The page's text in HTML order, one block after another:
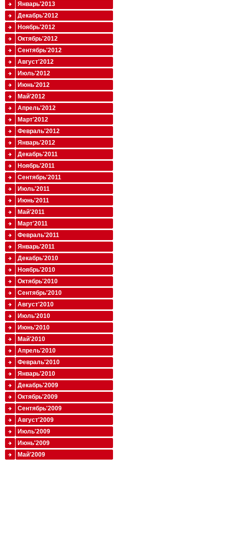
Январь'2013
Декабрь'2012
Ноябрь'2012
Октябрь'2012
Сентябрь'2012
Август'2012
Июль'2012
Июнь'2012
Май'2012
Апрель'2012
Март'2012
Февраль'2012
Январь'2012
Декабрь'2011
Ноябрь'2011
Сентябрь'2011
Июль'2011
Июнь'2011
Май'2011
Март'2011
Февраль'2011
Январь'2011
Декабрь'2010
Ноябрь'2010
Октябрь'2010
Сентябрь'2010
Август'2010
Июль'2010
Июнь'2010
Май'2010
Апрель'2010
Февраль'2010
Январь'2010
Декабрь'2009
Октябрь'2009
Сентябрь'2009
Август'2009
Июль'2009
Июнь'2009
Май'2009